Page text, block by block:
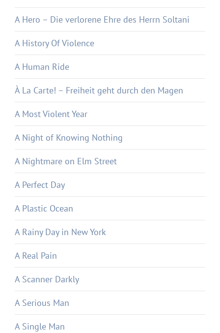
A Hero – Die verlorene Ehre des Herrn Soltani
A History Of Violence
A Human Ride
À La Carte! – Freiheit geht durch den Magen
A Most Violent Year
A Night of Knowing Nothing
A Nightmare on Elm Street
A Perfect Day
A Plastic Ocean
A Rainy Day in New York
A Real Pain
A Scanner Darkly
A Serious Man
A Single Man